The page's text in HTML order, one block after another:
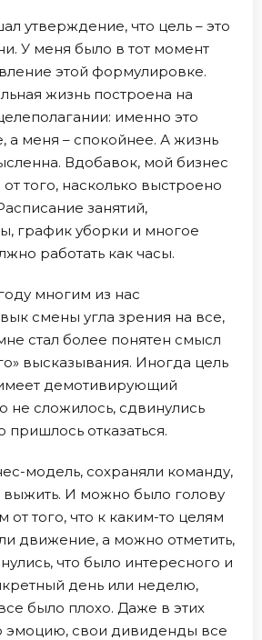
утверждение, что цель – это
У меня было в тот момент
этой формулировке.
жизнь построена на
именно это
а меня – спокойнее. А жизнь
Вдобавок, мой бизнес
того, насколько выстроено
занятий,
график уборки и многое
работать как часы.
многим из нас
смены угла зрения на все,
стал более понятен смысл
высказывания. Иногда цель
демотивирующий
не сложилось, сдвинулись
пришлось отказаться.
модель, сохраняли команду,
выжить. И можно было голову
от того, что к каким-то целям
движение, а можно отметить,
что было интересного и
день или неделю,
было плохо. Даже в этих
эмоцию, свои дивиденды все